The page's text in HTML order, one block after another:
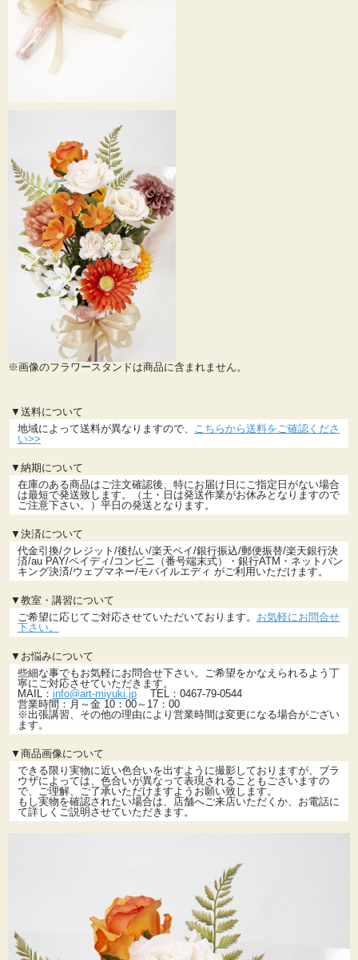
※画像のフラワースタンドは商品に含まれません。
▼送料について
地域によって送料が異なりますので、
こちらから送料をご確認くださ
い>>
▼納期について
在庫のある商品はご注文確認後、特にお届け日にご指定日がない場合
は最短で発送致します。（土・日は発送作業がお休みとなりますので
ご注意下さい。）平日の発送となります。
▼決済について
代金引換/クレジット/後払い/楽天ペイ/銀行振込/郵便振替/楽天銀行決
済/au PAY/ペイディ/コンビニ（番号端末式）・銀行ATM・ネットバン
キング決済/ウェブマネー/モバイルエディ がご利用いただけます。
▼教室・講習について
ご希望に応じてご対応させていただいております。 お気軽にお問合せ
下さい。
▼お悩みについて
些細な事でもお気軽にお問合せ下さい。ご希望をかなえられるよう丁
寧にご対応させていただきます。
MAIL： info@art-miyuki.jp TEL：0467-79-0544
営業時間：月～金 10：00～17：00
※出張講習、その他の理由により営業時間は変更になる場合がござい
ます。
▼商品画像について
できる限り実物に近い色合いを出すように撮影しておりますが、ブラ
ウザによっては、色合いが異なって表現されることもございますの
で、ご理解、ご了承いただけますようお願い致します。
もし実物を確認されたい場合は、店舗へご来店いただくか、お電話に
て詳しくご説明させていただきます。